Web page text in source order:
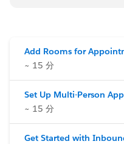
Add Rooms for
~ 15 分
Set Up Multi-Person
~ 15 分
Get Started with